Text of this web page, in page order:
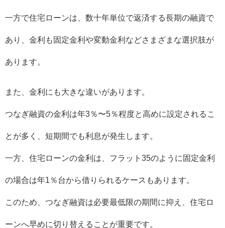
一方で住宅ローンは、数十年単位で返済する長期の融資で
あり、金利も固定金利や変動金利などさまざまな選択肢が
あります。
また、金利にも大きな違いがあります。
つなぎ融資の金利は年3％〜5％程度と高めに設定されるこ
とが多く、短期間でも利息が発生します。
一方、住宅ローンの金利は、フラット35のように固定金利
の場合は年1％台から借りられるケースもあります。
このため、つなぎ融資は必要最低限の期間に抑え、住宅ロ
ーンへ早めに切り替えることが重要です。